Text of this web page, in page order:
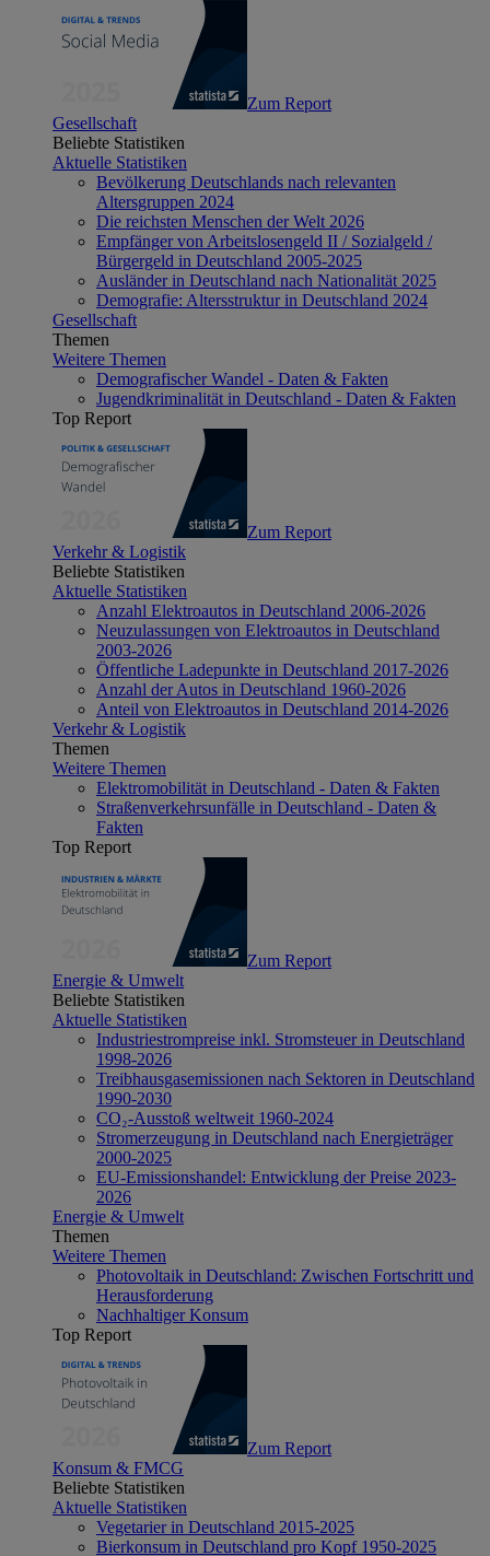
Zum Report
Gesellschaft
Beliebte Statistiken
Aktuelle Statistiken
Bevölkerung Deutschlands nach relevanten
Altersgruppen 2024
Die reichsten Menschen der Welt 2026
Empfänger von Arbeitslosengeld II / Sozialgeld /
Bürgergeld in Deutschland 2005-2025
Ausländer in Deutschland nach Nationalität 2025
Demografie: Altersstruktur in Deutschland 2024
Gesellschaft
Themen
Weitere Themen
Demografischer Wandel - Daten & Fakten
Jugendkriminalität in Deutschland - Daten & Fakten
Top Report
Zum Report
Verkehr & Logistik
Beliebte Statistiken
Aktuelle Statistiken
Anzahl Elektroautos in Deutschland 2006-2026
Neuzulassungen von Elektroautos in Deutschland
2003-2026
Öffentliche Ladepunkte in Deutschland 2017-2026
Anzahl der Autos in Deutschland 1960-2026
Anteil von Elektroautos in Deutschland 2014-2026
Verkehr & Logistik
Themen
Weitere Themen
Elektromobilität in Deutschland - Daten & Fakten
Straßenverkehrsunfälle in Deutschland - Daten &
Fakten
Top Report
Zum Report
Energie & Umwelt
Beliebte Statistiken
Aktuelle Statistiken
Industriestrompreise inkl. Stromsteuer in Deutschland
1998-2026
Treibhausgasemissionen nach Sektoren in Deutschland
1990-2030
CO₂-Ausstoß weltweit 1960-2024
Stromerzeugung in Deutschland nach Energieträger
2000-2025
EU-Emissionshandel: Entwicklung der Preise 2023-
2026
Energie & Umwelt
Themen
Weitere Themen
Photovoltaik in Deutschland: Zwischen Fortschritt und
Herausforderung
Nachhaltiger Konsum
Top Report
Zum Report
Konsum & FMCG
Beliebte Statistiken
Aktuelle Statistiken
Vegetarier in Deutschland 2015-2025
Bierkonsum in Deutschland pro Kopf 1950-2025